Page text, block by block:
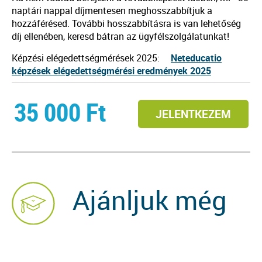
naptári nappal díjmentesen meghosszabbítjuk a
hozzáférésed. További hosszabbításra is van lehetőség
díj ellenében, keresd bátran az ügyfélszolgálatunkat!
Képzési elégedettségmérések 2025:
Neteducatio
képzések elégedettségmérési eredmények 2025
35 000 Ft JELENTKEZEM
Ajánljuk még